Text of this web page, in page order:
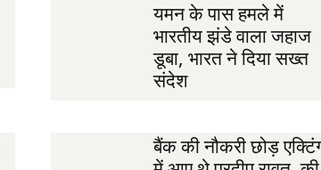
यमन के पास हमले में
भारतीय झंडे वाला जहाज
डूबा, भारत ने दिया सख्त
संदेश
बैंक की नौकरी छोड़